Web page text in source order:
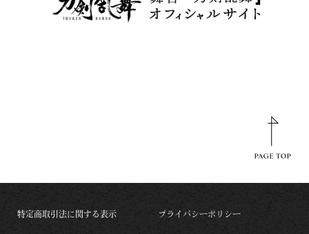
特定商取引法に関する表示 プライバシーポリシー